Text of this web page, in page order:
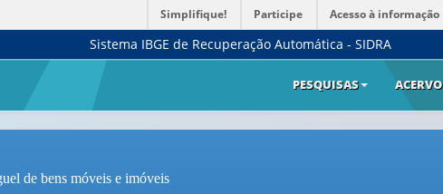
Simplifique! Participe Acesso à informação
Sistema IBGE de Recuperação Automática - SIDRA
PESQUISAS ACERVO
de bens móveis e imóveis